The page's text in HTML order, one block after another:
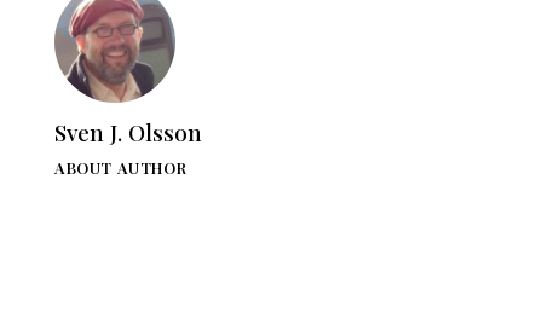
Sven J. Olsson
ABOUT AUTHOR